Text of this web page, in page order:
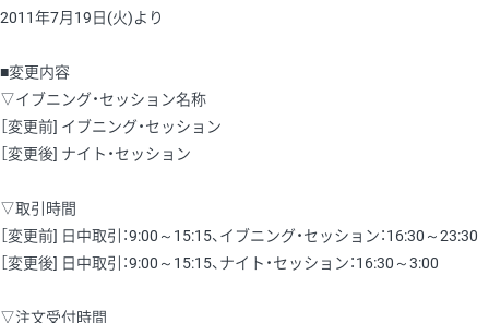
2011年7月19日(火)より
■変更内容
▽イブニング・セッション名称
［変更前] イブニング・セッション
［変更後] ナイト・セッション
▽取引時間
［変更前] 日中取引：9:00～15:15、イブニング・セッション：16:30～23:30
［変更後] 日中取引：9:00～15:15、ナイト・セッション：16:30～3:00
▽注文受付時間